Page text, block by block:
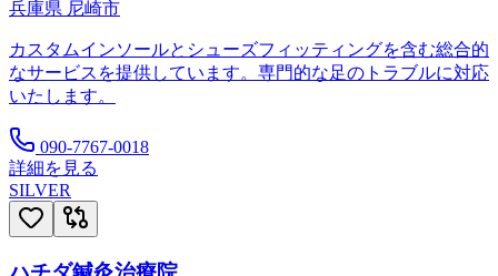
兵庫県 尼崎市
カスタムインソールとシューズフィッティングを含む総合的
なサービスを提供しています。専門的な足のトラブルに対応
いたします。
090-7767-0018
詳細を見る
SILVER